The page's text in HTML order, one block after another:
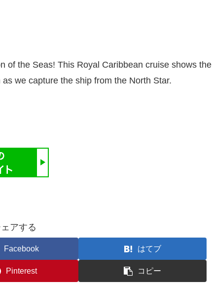
of the Seas! This Royal Caribbean cruise shows the
we capture the ship from the North Star.
アする
Facebook はてブ
Pinterest コピー